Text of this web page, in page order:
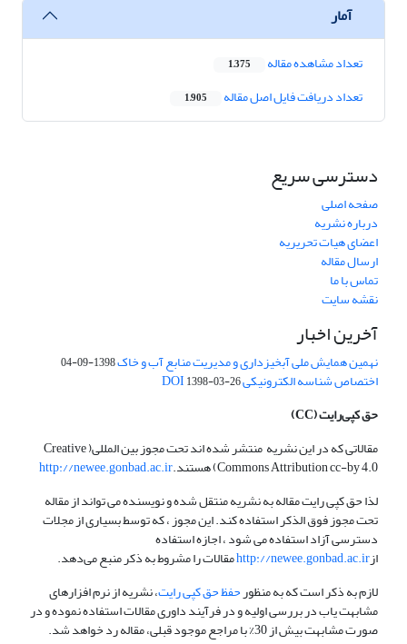
آمار
تعداد مشاهده مقاله 1,375
تعداد دریافت فایل اصل مقاله 1,905
دسترسی سریع
صفحه اصلی
درباره نشریه
اعضای هیات تحریریه
ارسال مقاله
تماس با ما
نقشه سایت
آخرین اخبار
نهمین همایش ملی آبخیزداری و مدیریت منابع آب و خاک1398-09-04
اختصاص شناسه الکترونیکی DOI1398-03-26
حق کپی‌رایت(CC)
مقالاتی که در این نشریه منتشر شده اند تحت مجوز بین المللی( Creative
Commons Attribution cc-by 4.0) هستند.
http://newee.gonbad.ac.ir
لذا حق کپی رایت مقاله به نشریه منتقل شده و نویسنده می تواند از مقاله
تحت مجوز فوق الذکر استفاده کند. این مجوز ، که توسط بسیاری از مجلات
دسترسی آزاد استفاده می شود ، اجازه استفاده
ازhttp://newee.gonbad.ac.irمقالات را مشروط به ذکر منبع می‌دهد.
لازم به ذکر است که به منظورحفظ حق کپی رایت، نشریه از نرم افزارهای
مشابهت یاب در بررسی اولیه و در فرآیند داوری مقالات استفاده نموده و در
صورت مشابهت بیش از 30% با مراجع موجود قبلی، مقاله رد خواهد شد.